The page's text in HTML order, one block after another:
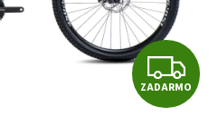
Z
A
ZADARMO